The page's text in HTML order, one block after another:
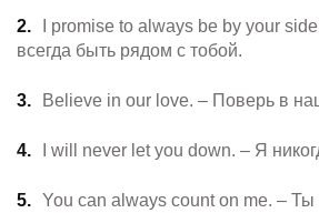
I promise to always be by your
всегда быть рядом с тобой.
Believe in our love. – Поверь в
I will never let you down. – Я
You can always count on me. –